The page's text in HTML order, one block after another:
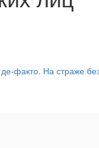
де-факто. На страже